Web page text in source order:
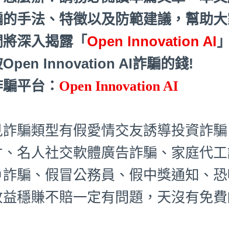
手法、特徵以及防範建議，幫助
深入揭露「 Open Innovation AI
Open Innovation AI詐騙的錢!
平台： Open Innovation AI
騙類型有假愛情交友誘導投資詐
名人社交軟體廣告詐騙、家庭代
騙、假冒公務員、假中獎通知、
穩賺不賠一定有問題，天沒有免